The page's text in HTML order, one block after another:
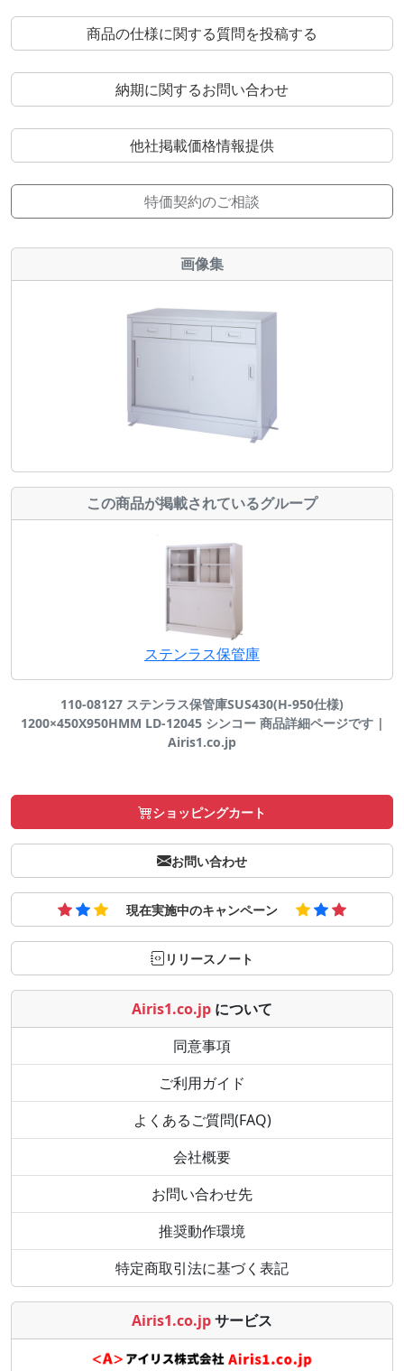
商品の仕様に関する質問を投稿する
納期に関するお問い合わせ
他社掲載価格情報提供
特価契約のご相談
画像集
この商品が掲載されているグループ
ステンラス保管庫
110-08127 ステンラス保管庫SUS430(H-950仕様)
1200×450X950HMM LD-12045 シンコー 商品詳細ページです |
Airis1.co.jp
ショッピングカート
お問い合わせ
現在実施中のキャンペーン
リリースノート
Airis1.co.jp について
同意事項
ご利用ガイド
よくあるご質問(FAQ)
会社概要
お問い合わせ先
推奨動作環境
特定商取引法に基づく表記
Airis1.co.jpサービス